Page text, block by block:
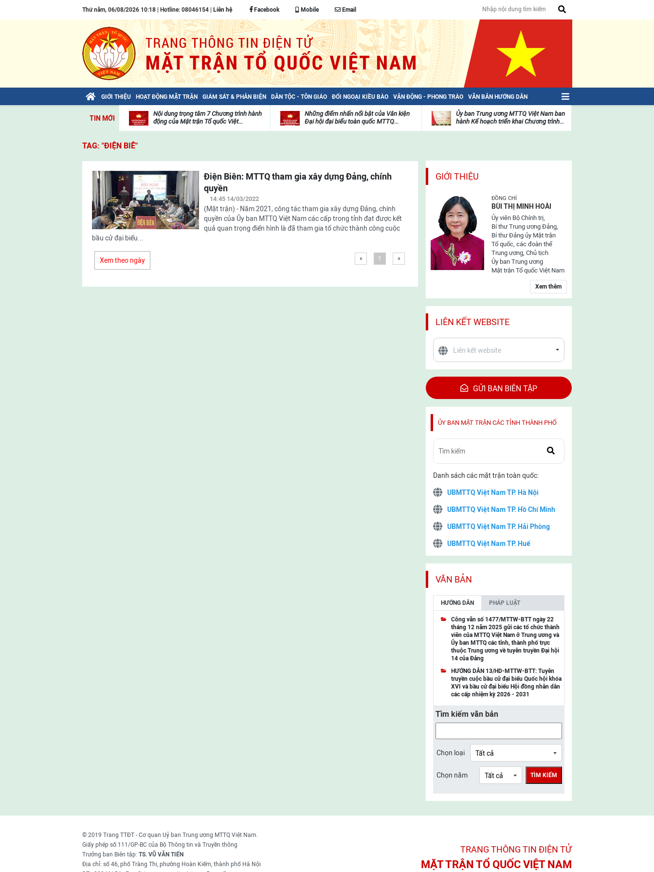
Thứ năm, 06/08/2026 10:18 | Hotline: 08046154 | Liên hệ Facebook Mobile Email
GIỚI THIỆU HOẠT ĐỘNG MẶT TRẬN GIÁM SÁT & PHẢN BIỆN DÂN TỘC - TÔN GIÁO ĐỐI NGOẠI KIỀU BÀO VẬN ĐỘNG - PHONG TRÀO VĂN BẢN HƯỚNG DẪN
TIN MỚI
Bài viết của Tổng Bí thư Tô Lâm: TIẾN
viện
Nội dung trọng tâm 7 Chương trình hành
động của Mặt trận Tổ quốc Việt...
Những điểm nhấn nổi bật của Văn kiện
Đại hội đại biểu toàn quốc MTTQ...
mặt
trận
Ủy ban Trung ương MTTQ Việt Nam ban
hành Kế hoạch triển khai Chương trình...
TAG: "ĐIỆN BIÊ"
Điện Biên: MTTQ tham gia xây dựng Đảng, chính
quyền
14:45 14/03/2022
(Mặt trận) - Năm 2021, công tác tham gia xây dựng Đảng, chính
quyền của Ủy ban MTTQ Việt Nam các cấp trong tỉnh đạt được kết
quả quan trọng điển hình là đã tham gia tổ chức thành công cuộc
bầu cử đại biểu...
Xem theo ngày « 1 »
GIỚI THIỆU
ĐỒNG CHÍ
BÙI THỊ MINH HOÀI
Ủy viên Bộ Chính trị,
Bí thư Trung ương Đảng,
Bí thư Đảng ủy Mặt trận
Tổ quốc, các đoàn thể
Trung ương, Chủ tịch
Ủy ban Trung ương
Mặt trận Tổ quốc Việt Nam
Xem thêm
LIÊN KẾT WEBSITE
GỬI BAN BIÊN TẬP
ỦY BAN MẶT TRẬN CÁC TỈNH THÀNH PHỐ
Danh sách các mặt trận toàn quốc:
UBMTTQ Việt Nam TP. Hà Nội
UBMTTQ Việt Nam TP. Hồ Chí Minh
UBMTTQ Việt Nam TP. Hải Phòng
UBMTTQ Việt Nam TP. Huế
UBMTTQ Việt Nam TP. Cần Thơ
UBMTTQ Việt Nam tỉnh Quảng Ninh
UBMTTQ Việt Nam tỉnh Cao Bằng
UBMTTQ Việt Nam tỉnh Lạng Sơn
UBMTTQ Việt Nam tỉnh Lai Châu
UBMTTQ Việt Nam tỉnh Điện Biên
UBMTTQ Việt Nam tỉnh Sơn La
UBMTTQ Việt Nam tỉnh Thanh Hóa
UBMTTQ Việt Nam tỉnh Nghệ An
UBMTTQ Việt Nam tỉnh Lào Cai
UBMTTQ Việt Nam tỉnh Thái Nguyên
UBMTTQ Việt Nam tỉnh Bắc Ninh
UBMTTQ Việt Nam tỉnh Ninh Bình
UBMTTQ Việt Nam tỉnh Quảng Trị
VĂN BẢN
HƯỚNG DẪN PHÁP LUẬT
Công văn số 1477/MTTW-BTT ngày 22
tháng 12 năm 2025 gửi các tổ chức thành
viên của MTTQ Việt Nam ở Trung ương và
Ủy ban MTTQ các tỉnh, thành phố trực
thuộc Trung ương về tuyên truyền Đại hội
14 của Đảng
HƯỚNG DẪN 13/HD-MTTW-BTT: Tuyên
truyền cuộc bầu cử đại biểu Quốc hội khóa
XVI và bầu cử đại biểu Hội đồng nhân dân
các cấp nhiệm kỳ 2026 - 2031
Tìm kiếm văn bản
Chọn loại
Chọn năm TÌM KIẾM
© 2019 Trang TTĐT - Cơ quan Uỷ ban Trung ương MTTQ Việt Nam.
Giấy phép số:111/GP-BC của Bộ Thông tin và Truyền thông
Trưởng ban Biên tập: TS. VŨ VĂN TIẾN
Địa chỉ: số 46, phố Tràng Thi, phường Hoàn Kiếm, thành phố Hà Nội
TRANG THÔNG TIN ĐIỆN TỬ­
MẶT TRẬN TỔ QUỐC VIỆT NAM